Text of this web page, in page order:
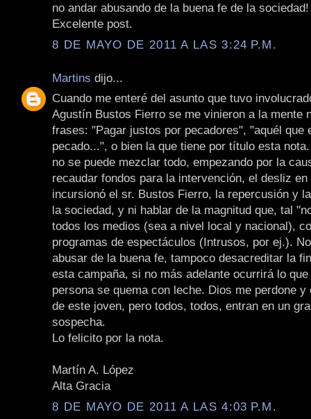
no andar abusando de la buena fe de la sociedad!
Excelente post.
8 DE MAYO DE 2011 A LAS 3:24 P.M.
Martins dijo...
Cuando me enteré del asunto que tuvo
Agustín Bustos Fierro se me vinieron a la mente
frases: "Pagar justos por pecadores", "aquél que
pecado...", o bien la que tiene por título esta
no se puede mezclar todo, empezando por la
recaudar fondos para la intervención, el desliz en
incursionó el sr. Bustos Fierro, la repercusión y
la sociedad, y ni hablar de la magnitud que, tal
todos los medios (sea a nivel local y nacional),
programas de espectáculos (Intrusos, por ej.).
abusar de la buena fe, tampoco desacreditar la
esta campaña, si no más adelante ocurrirá lo que
persona se quema con leche. Dios me perdone y
de este joven, pero todos, todos, entran en un
sospecha.
Lo felicito por la nota.
Martín A. López
Alta Gracia
8 DE MAYO DE 2011 A LAS 4:03 P.M.